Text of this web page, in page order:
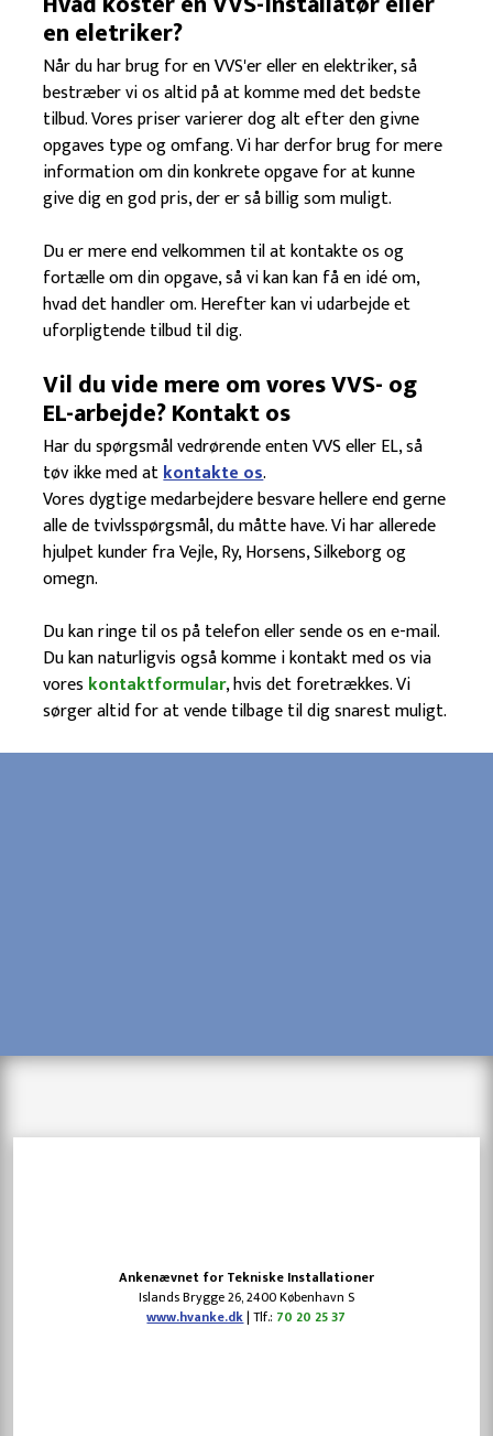
en eletriker?
Når du har brug for en VVS'er eller en elektriker, så
bestræber vi os altid på at komme med det bedste
tilbud. Vores priser varierer dog alt efter den givne
opgaves type og omfang. Vi har derfor brug for mere
information om din konkrete opgave for at kunne
give dig en god pris, der er så billig som muligt.
Du er mere end velkommen til at kontakte os og
fortælle om din opgave, så vi kan kan få en idé om,
hvad det handler om. Herefter kan vi udarbejde et
uforpligtende tilbud til dig.​
​Vil du vide mere om vores VVS- og
EL-arbejde? Kontakt os
Har du spørgsmål vedrørende enten VVS eller EL, så
tøv ikke med atkontakte os.
​Vores dygtige medarbejdere besvare hellere end gerne
alle de tvivlsspørgsmål, du måtte have. Vi har allerede
hjulpet kunder fra Vejle, Ry, Horsens, Silkeborg og
omegn.
Du kan ringe til os på telefon eller sende os en e-mail.
Du kan naturligvis også komme i kontakt med os via
vores kontaktformular, hvis det foretrækkes. Vi
sørger altid for at vende tilbage til dig snarest muligt.
​Ankenævnet for Tekniske Installationer
​Islands Brygge 26, 2400 København S
www.hvanke.dk| Tlf.: 70 20 25 37